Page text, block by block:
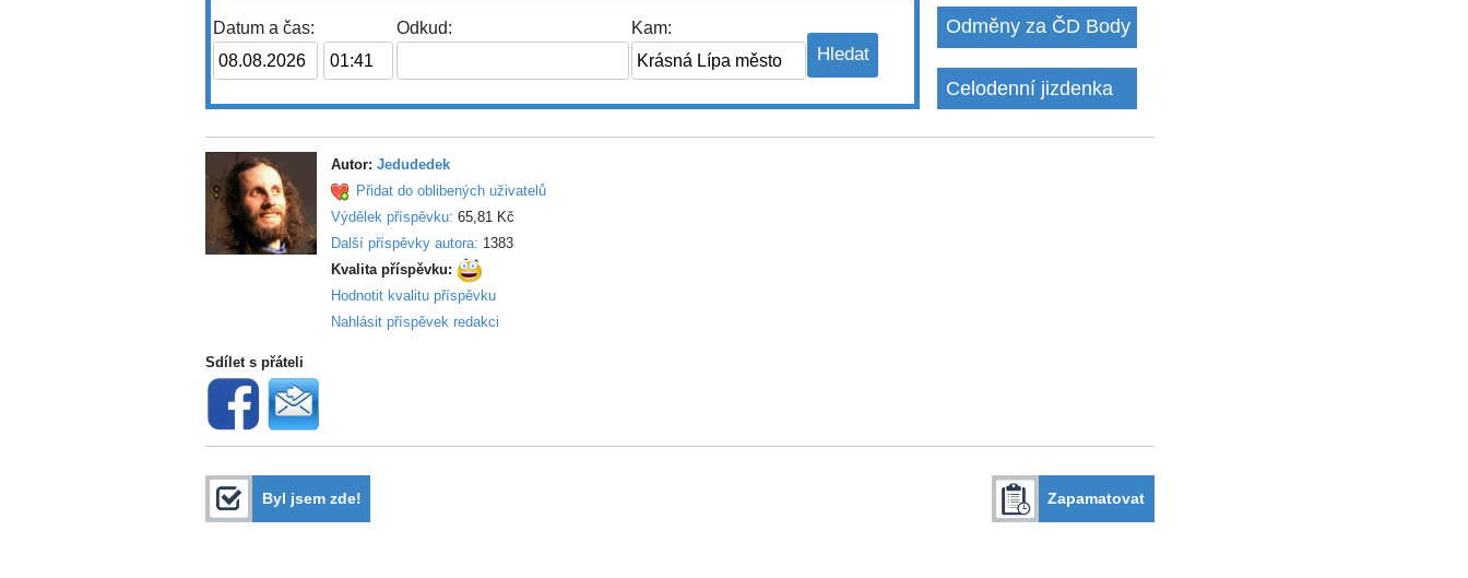
Datum a čas: Odkud: Kam: Odměny za ČD Body
Celodenní jizdenka
Autor:Jedudedek
Přidat do oblibených uživatelů
Výdělek příspěvku: 65,81 Kč
Další příspěvky autora: 1383
Kvalita příspěvku:
Hodnotit kvalitu příspěvku
Nahlásit příspěvek redakci
Sdílet s přáteli
Byl jsem zde! Zapamatovat